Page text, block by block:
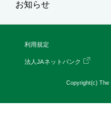
お知らせ
利用規定
法人JAネットバンク
Copyright(c) The